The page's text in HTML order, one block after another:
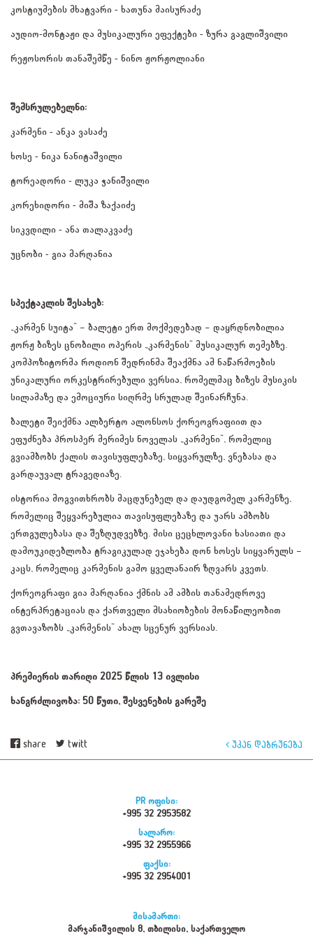
კოსტიუმების მხატვარი - ხათუნა მაისურაძე
აუდიო-მონტაჟი და მუსიკალური ეფექტები - ზურა გაგლიშვილი
რეჟოსორის თანაშემწე - ნინო ჟორჟოლიანი
შემსრულებელნი:
კარმენი - ანკა ვასაძე
ხოსე - ნიკა ნანიტაშვილი
ტორეადორი - ლუკა ჭანიშვილი
კორეხიდორი - მიშა ზაქაიძე
სიკვდილი - ანა თალაკვაძე
უცნობი - გია მარღანია
სპექტაკლის შესახებ:
„კარმენ სუიტა“ — ბალეტი ერთ მოქმედებად — დაყრდნობილია
ჟორჟ ბიზეს ცნობილი ოპერის „კარმენის“ მუსიკალურ თემებზე.
კომპოზიტორმა როდიონ შედრინმა შეაქმნა ამ ნაწარმოების
უნიკალური ორკესტრირებული ვერსია, რომელმაც ბიზეს მუსიკის
სილამაზე და ემოციური სიღრმე სრულად შეინარჩუნა.
ბალეტი შეიქმნა ალბერტო ალონსოს ქორეოგრაფიით და
ეფუძნება პროსპერ მერიმეს ნოველას „კარმენი“, რომელიც
გვიამბობს ქალის თავისუფლებაზე, სიყვარულზე, ვნებასა და
გარდაუვალ ტრაგედიაზე.
ისტორია მოგვითხრობს მაცდუნებელ და დაუდგომელ კარმენზე,
რომელიც შეყვარებულია თავისუფლებაზე და უარს ამბობს
ერთგულებასა და შეზღუდვებზე. მისი ცეცხლოვანი ხასიათი და
დამოუკიდებლობა ტრაგიკულად ეჯახება დონ ხოსეს სიყვარულს —
კაცს, რომელიც კარმენის გამო ყველანაირ ზღვარს კვეთს.
ქორეოგრაფი გია მარღანია ქმნის ამ ამბის თანამედროვე
ინტერპრეტაციას და ქართველი მსახიობების მონაწილეობით
გვთავაზობს „კარმენის“ ახალ სცენურ ვერსიას.
პრემიერის თარიღი 2025 წლის 13 ივლისი
ხანგრძლივობა: 50 წუთი, შესვენების გარეშე
share twitt უკან დაბრუნება
PR ოფისი:
+995 32 2953582
სალარო:
+995 32 2955966
ფაქსი:
+995 32 2954001
მისამართი:
მარჯანიშვილის 8, თბილისი, საქართველო